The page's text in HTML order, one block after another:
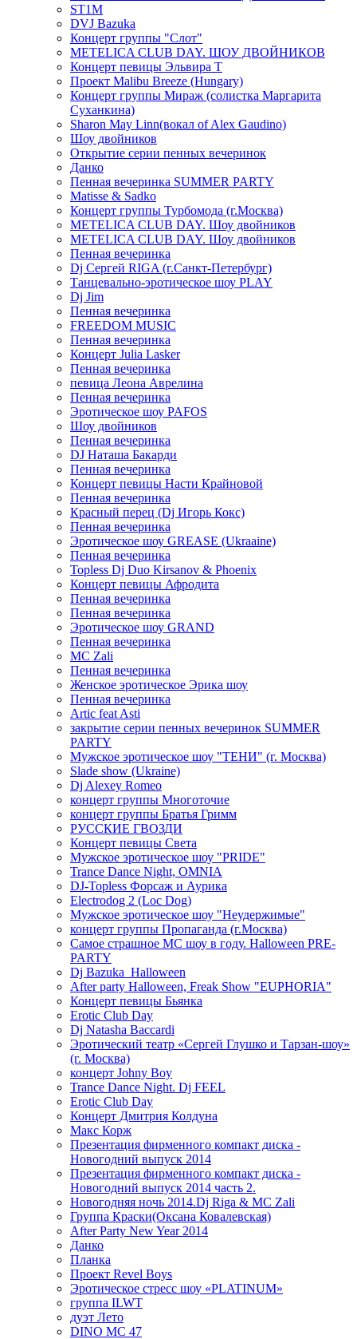
ST1M
DVJ Bazuka
Концерт группы "Слот"
METELICA CLUB DAY. ШОУ ДВОЙНИКОВ
Концерт певицы Эльвира Т
Проект Malibu Breeze (Hungary)
Концерт группы Мираж (солистка Маргарита
Суханкина)
Sharon May Linn(вокал of Alex Gaudino)
Шоу двойников
Открытие серии пенных вечеринок
Данко
Пенная вечеринка SUMMER PARTY
Matisse & Sadko
Концерт группы Турбомода (г.Москва)
METELICA CLUB DAY. Шоу двойников
METELICA CLUB DAY. Шоу двойников
Пенная вечеринка
Dj Сергей RIGA (г.Санкт-Петербург)
Танцевально-эротическое шоу PLAY
Dj Jim
Пенная вечеринка
FREEDOM MUSIC
Пенная вечеринка
Концерт Julia Lasker
Пенная вечеринка
певица Леона Аврелина
Пенная вечеринка
Эротическое шоу PAFOS
Шоу двойников
Пенная вечеринка
DJ Наташа Бакарди
Пенная вечеринка
Концерт певицы Насти Крайновой
Пенная вечеринка
Красный перец (Dj Игорь Кокс)
Пенная вечеринка
Эротическое шоу GREASE (Ukraaine)
Пенная вечеринка
Topless Dj Duo Kirsanov & Phoenix
Концерт певицы Афродита
Пенная вечеринка
Пенная вечеринка
Эротическое шоу GRAND
Пенная вечеринка
MC Zali
Пенная вечеринка
Женское эротическое Эрика шоу
Пенная вечеринка
Artic feat Asti
закрытие серии пенных вечеринок SUMMER
PARTY
Мужское эротическое шоу "ТЕНИ" (г. Москва)
Slade show (Ukraine)
Dj Alexey Romeo
концерт группы Многоточие
концерт группы Братья Гримм
РУССКИЕ ГВОЗДИ
Концерт певицы Света
Мужское эротическое шоу "PRIDE"
Trance Dance Night, OMNIA
DJ-Topless Форсаж и Аурика
Electrodog 2 (Loc Dog)
Мужское эротическое шоу "Неудержимые"
концерт группы Пропаганда (г.Москва)
Самое страшное МС шоу в году. Halloween PRE-
PARTY
Dj Bazuka_Halloween
After party Halloween, Freak Show "EUPHORIA"
Концерт певицы Бьянка
Erotic Club Day
Dj Natasha Baccardi
Эротический театр «Сергей Глушко и Тарзан-шоу»
(г. Москва)
концерт Johny Boy
Trance Dance Night. Dj FEEL
Erotic Club Day
Концерт Дмитрия Колдуна
Макс Корж
Презентация фирменного компакт диска -
Новогодний выпуск 2014
Презентация фирменного компакт диска -
Новогодний выпуск 2014 часть 2.
Новогодняя ночь 2014.Dj Riga & MC Zali
Группа Краски(Оксана Ковалевская)
After Party New Year 2014
Данко
Планка
Проект Revel Boys
Эротическое стресс шоу «PLATINUM»
группа ILWT
дуэт Лето
DINO MC 47